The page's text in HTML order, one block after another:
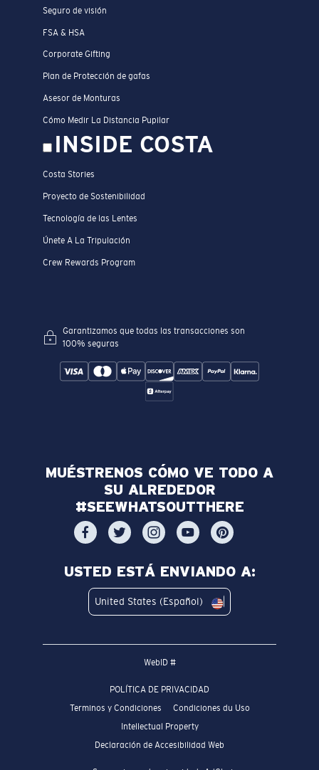
Seguro de visión
FSA & HSA
Corporate Gifting
Plan de Protección de gafas
Asesor de Monturas
Cómo Medir La Distancia Pupilar
INSIDE COSTA
Costa Stories
Proyecto de Sostenibilidad
Tecnología de las Lentes
Únete A La Tripulación
Crew Rewards Program
Garantizamos que todas las transacciones son
100% seguras
MUÉSTRENOS CÓMO VE TODO A
SU ALREDEDOR
#SEEWHATSOUTTHERE
USTED ESTÁ ENVIANDO A:
United States (Español)
WebID #
POLÍTICA DE PRIVACIDAD
Terminos y Condiciones
Condiciones du Uso
Intellectual Property
Declaración de Accesibilidad Web